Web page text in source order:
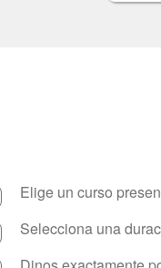
Elige un curso
Selecciona una